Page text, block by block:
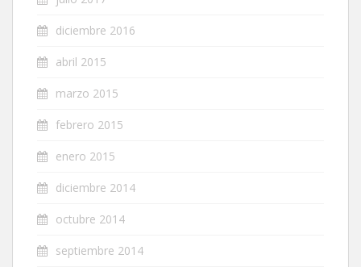
diciembre 2016
abril 2015
marzo 2015
febrero 2015
enero 2015
diciembre 2014
octubre 2014
septiembre 2014